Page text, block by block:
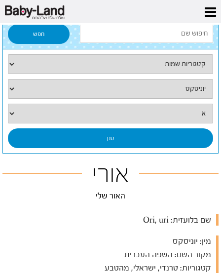
דף הבית
אורי
האור שלי
שם בלועזית:
מין: יוניסקס
מקור השם: השפה העברית
קטגוריות: טרנדי, ישראלי, מהטבע